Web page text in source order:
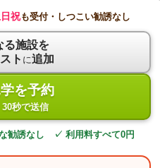
祝も受付・しつこい勧誘なし
る施設を
ト に追加
を予約
秒で送信
勧誘なし ✓ 利用料すべて0円